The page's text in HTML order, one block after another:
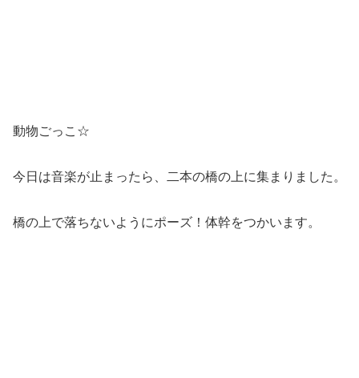
橋の上で落ちないようにポーズ！体幹をつかいます。